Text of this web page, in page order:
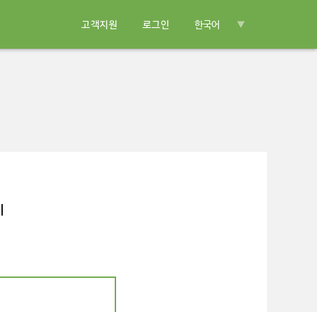
고객지원 로그인 한국어